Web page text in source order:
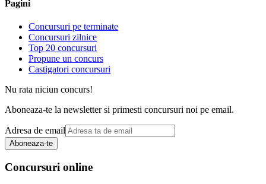
Pagini
Concursuri pe terminate
Concursuri zilnice
Top 20 concursuri
Propune un concurs
Castigatori concursuri
Nu rata niciun concurs!
Aboneaza-te la newsletter si primesti concursuri noi pe email.
Adresa de email
Aboneaza-te
Concursuri online